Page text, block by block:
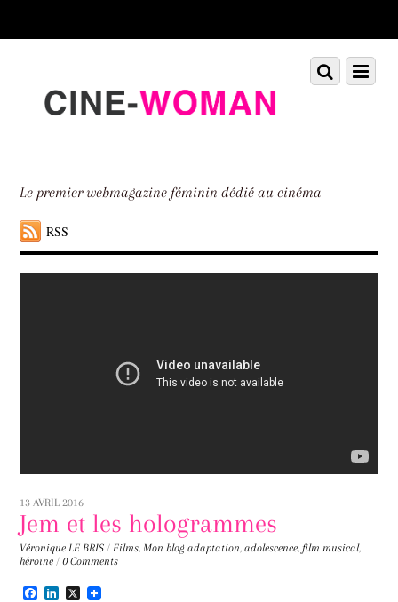
down
Le premier webmagazine féminin dédié au cinéma
RSS
Menu
Scroll
down
13 AVRIL 2016
Jem et les hologrammes
Véronique LE BRIS / Films,Mon blog adaptation,adolescence, film musical,
héroïne / 0 Comments
F L X